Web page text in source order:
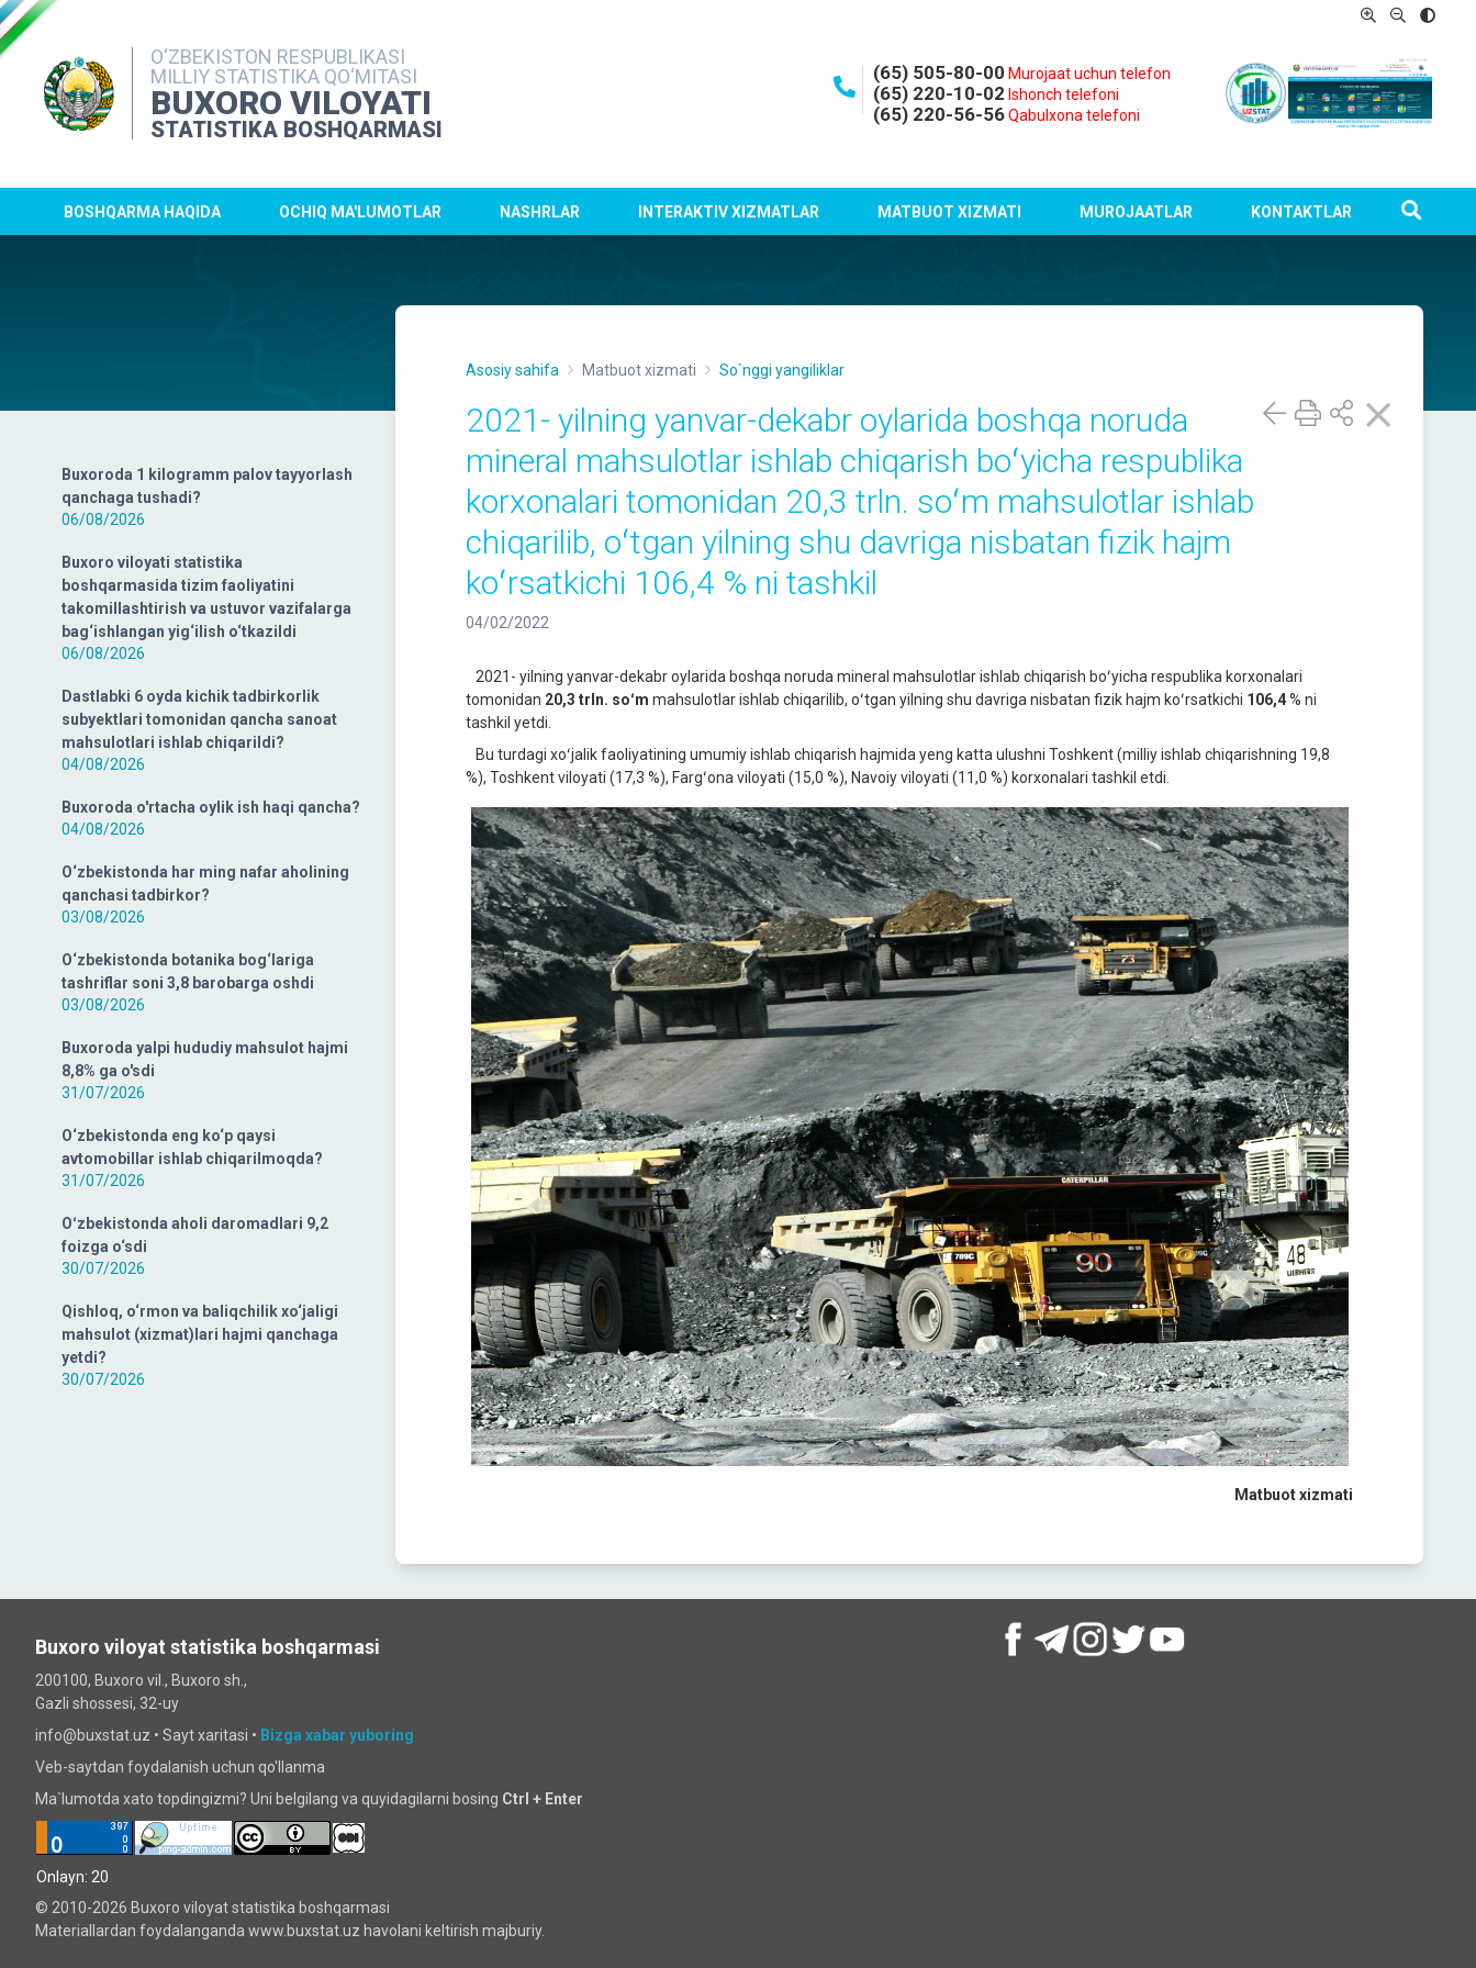
O‘ZBEKISTON RESPUBLIKASI
MILLIY STATISTIKA QO‘MITASI
BUXORO VILOYATI
STATISTIKA BOSHQARMASI
(65) 505-80-00 Murojaat uchun telefon
(65) 220-10-02 Ishonch telefoni
(65) 220-56-56 Qabulxona telefoni
BOSHQARMA HAQIDA OCHIQ MA'LUMOTLAR NASHRLAR INTERAKTIV XIZMATLAR MATBUOT XIZMATI MUROJAATLAR KONTAKTLAR
Buxoroda 1 kilogramm palov tayyorlash
qanchaga tushadi?
06/08/2026
Buxoro viloyati statistika
boshqarmasida tizim faoliyatini
takomillashtirish va ustuvor vazifalarga
bag‘ishlangan yig‘ilish o‘tkazildi
06/08/2026
Dastlabki 6 oyda kichik tadbirkorlik
subyektlari tomonidan qancha sanoat
mahsulotlari ishlab chiqarildi?
04/08/2026
Buxoroda o'rtacha oylik ish haqi qancha?
04/08/2026
O‘zbekistonda har ming nafar aholining
qanchasi tadbirkor?
03/08/2026
O‘zbekistonda botanika bog‘lariga
tashriflar soni 3,8 barobarga oshdi
03/08/2026
Buxoroda yalpi hududiy mahsulot hajmi
8,8% ga o'sdi
31/07/2026
O‘zbekistonda eng ko‘p qaysi
avtomobillar ishlab chiqarilmoqda?
31/07/2026
Oʻzbekistonda aholi daromadlari 9,2
foizga o‘sdi
30/07/2026
Qishloq, o‘rmon va baliqchilik xo‘jaligi
mahsulot (xizmat)lari hajmi qanchaga
yetdi?
30/07/2026
Asosiy sahifa Matbuot xizmati So`nggi yangiliklar
2021- yilning yanvar-dekabr oylarida boshqa noruda
mineral mahsulotlar ishlab chiqarish boʻyicha respublika
korxonalari tomonidan 20,3 trln. soʻm mahsulotlar ishlab
chiqarilib, oʻtgan yilning shu davriga nisbatan fizik hajm
koʻrsatkichi 106,4 % ni tashkil
04/02/2022
2021- yilning yanvar-dekabr oylarida boshqa noruda mineral mahsulotlar ishlab chiqarish boʻyicha respublika korxonalari
tomonidan 20,3 trln. soʻm mahsulotlar ishlab chiqarilib, oʻtgan yilning shu davriga nisbatan fizik hajm koʻrsatkichi 106,4% ni
tashkil yetdi.
Bu turdagi xoʻjalik faoliyatining umumiy ishlab chiqarish hajmida yeng katta ulushni Toshkent (milliy ishlab chiqarishning 19,8
%), Toshkent viloyati (17,3 %), Fargʻona viloyati (15,0 %), Navoiy viloyati (11,0 %) korxonalari tashkil etdi.
Matbuotxizmati
Buxoro viloyat statistika boshqarmasi
200100, Buxoro vil., Buxoro sh.,
Gazli shossesi, 32-uy
info@buxstat.uz • Sayt xaritasi • Bizga xabar yuboring
Veb-saytdan foydalanish uchun qo'llanma
Ma`lumotda xato topdingizmi? Uni belgilang va quyidagilarni bosing Ctrl + Enter
Onlayn: 20
© 2010-2026 Buxoro viloyat statistika boshqarmasi
Materiallardan foydalanganda www.buxstat.uz havolani keltirish majburiy.